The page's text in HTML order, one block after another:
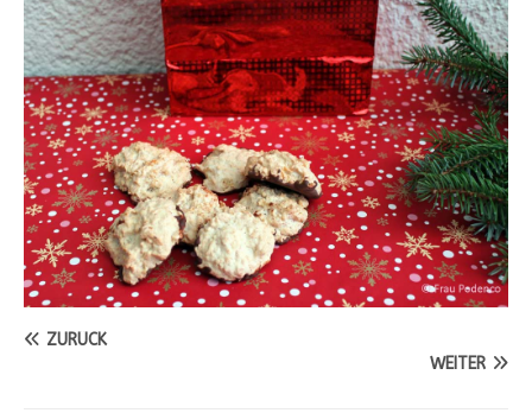
ZURÜCK
WEITER